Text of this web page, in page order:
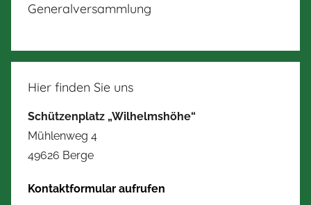
Generalversammlung
Hier finden Sie uns
Schützenplatz „Wilhelmshöhe“
Mühlenweg 4
49626 Berge
Kontaktformular aufrufen